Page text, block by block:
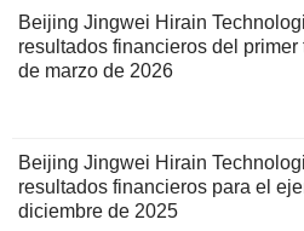
Beijing Jingwei Hirain
resultados financieros del
de marzo de 2026
Beijing Jingwei Hirain
resultados financieros para el
diciembre de 2025